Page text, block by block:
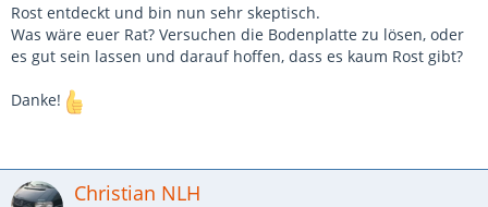
Rost entdeckt und bin nun sehr skeptisch.
Was wäre euer Rat? Versuchen die Bodenplatte zu lösen, oder
es gut sein lassen und darauf hoffen, dass es kaum Rost gibt?
Danke!
Christian NLH